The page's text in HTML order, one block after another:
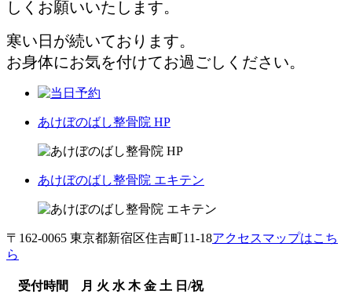
しくお願いいたします。
寒い日が続いております。
お身体にお気を付けてお過ごしください。
あけぼのばし整骨院 HP
あけぼのばし整骨院 エキテン
〒162-0065 東京都新宿区住吉町11-18アクセスマップはこち
ら
受付時間 月 火 水 木 金 土 日/祝